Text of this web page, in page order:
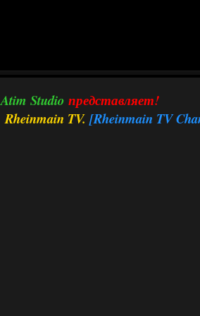
Atim Studio представляет!
Rheinmain TV. [Rheinmain TV